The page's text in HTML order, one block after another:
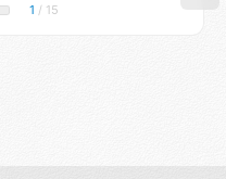
1 / 15